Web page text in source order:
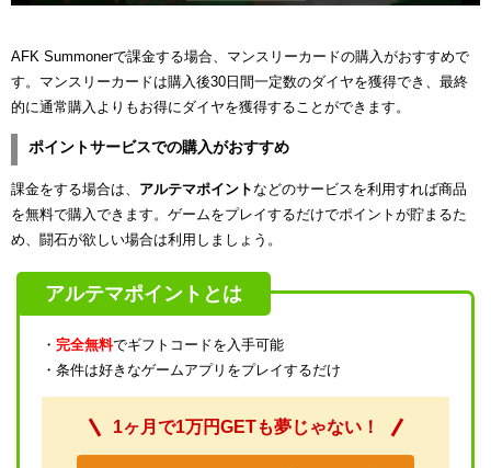
AFK Summonerで課金する場合、マンスリーカードの購入がおすすめで
す。マンスリーカードは購入後30日間一定数のダイヤを獲得でき、最終
的に通常購入よりもお得にダイヤを獲得することができます。
ポイントサービスでの購入がおすすめ
課金をする場合は、 アルテマポイントなどのサービスを利用すれば商品
を無料で購入できます。ゲームをプレイするだけでポイントが貯まるた
め、闘石が欲しい場合は利用しましょう。
アルテマポイントとは
・ 完全無料でギフトコードを入手可能
・条件は好きなゲームアプリをプレイするだけ
1ヶ月で1万円GETも夢じゃない！